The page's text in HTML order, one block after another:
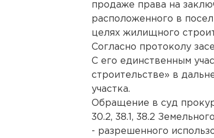
продаже права на
расположенного в
целях жилищного
Согласно протоколу
С его единственным
строительстве» в
участка.
Обращение в суд
30.2, 38.1, 38.2
- разрешенного